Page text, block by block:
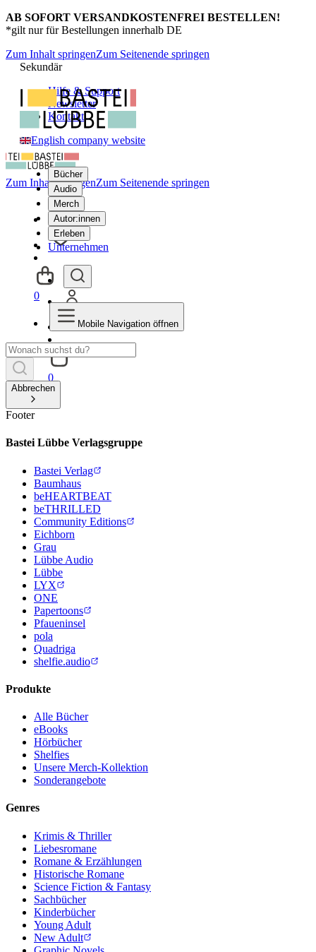
AB SOFORT VERSANDKOSTENFREI BESTELLEN!
*gilt nur für Bestellungen innerhalb DE
Zum Inhalt springenZum Seitenende springen
Sekundär
Hilfe & Support
Newsletter
Kontakt
English company website
Bücher
Audio
Merch
Autor:innen
Erleben
Unternehmen
0
Zum Inhalt springenZum Seitenende springen
0
Mobile Navigation öffnen
Abbrechen
Footer
Bastei Lübbe Verlagsgruppe
Bastei Verlag
Baumhaus
beHEARTBEAT
beTHRILLED
Community Editions
Eichborn
Grau
Lübbe Audio
Lübbe
LYX
ONE
Papertoons
Pfaueninsel
pola
Quadriga
shelfie.audio
Produkte
Alle Bücher
eBooks
Hörbücher
Shelfies
Unsere Merch-Kollektion
Sonderangebote
Genres
Krimis & Thriller
Liebesromane
Romane & Erzählungen
Historische Romane
Science Fiction & Fantasy
Sachbücher
Kinderbücher
Young Adult
New Adult